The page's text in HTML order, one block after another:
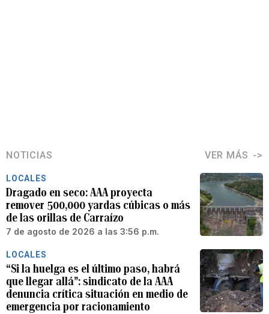
NOTICIAS VER MÁS
LOCALES
Dragado en seco: AAA proyecta
remover 500,000 yardas cúbicas o más
de las orillas de Carraízo
7 de agosto de 2026 a las 3:56 p.m.
LOCALES
“Si la huelga es el último paso, habrá
que llegar allá”: sindicato de la AAA
denuncia crítica situación en medio de
emergencia por racionamiento